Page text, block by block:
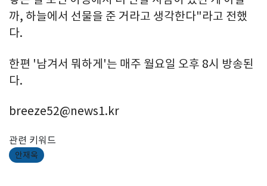
까, 하늘에서 선물을 준 거라고 생각한다"라고 전했
다.
한편 '남겨서 뭐하게'는 매주 월요일 오후 8시 방송된
다.
breeze52@news1.kr
관련 키워드
안재욱